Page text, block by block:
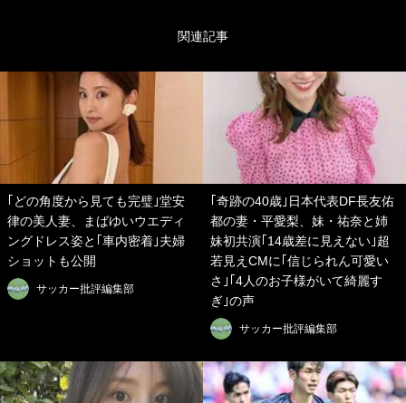
関連記事
｢どの角度から見ても完璧｣堂安
律の美人妻、まばゆいウエディ
ングドレス姿と｢車内密着｣夫婦
ショットも公開
サッカー批評編集部
｢奇跡の40歳｣日本代表DF長友佑
都の妻・平愛梨、妹・祐奈と姉
妹初共演｢14歳差に見えない｣超
若見えCMに｢信じられん可愛い
さ｣｢4人のお子様がいて綺麗す
ぎ｣の声
サッカー批評編集部